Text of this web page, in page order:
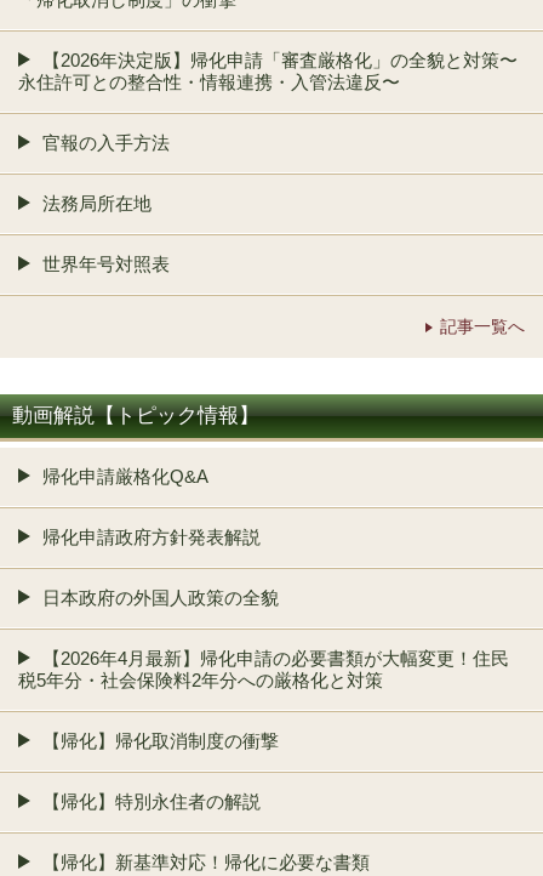
【2026年決定版】帰化申請「審査厳格化」の全貌と対策〜
永住許可との整合性・情報連携・入管法違反〜
官報の入手方法
法務局所在地
世界年号対照表
記事一覧へ
動画解説【トピック情報】
帰化申請厳格化Q&A
帰化申請政府方針発表解説
日本政府の外国人政策の全貌
【2026年4月最新】帰化申請の必要書類が大幅変更！住民
税5年分・社会保険料2年分への厳格化と対策
【帰化】帰化取消制度の衝撃
【帰化】特別永住者の解説
【帰化】新基準対応！帰化に必要な書類